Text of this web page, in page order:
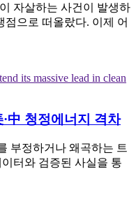
자살하는 사건이 발생하
으로 떠올랐다. 이제 어
its massive lead in clean
中 청정에너지 격차
부정하거나 왜곡하는 트
터와 검증된 사실을 통